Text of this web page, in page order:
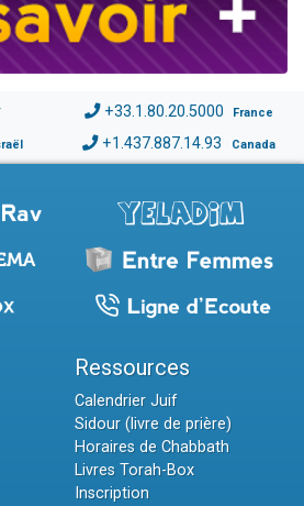
+33.1.80.20.5000 France
+1.437.887.14.93 Canada
Ressources
Calendrier Juif
Sidour (livre de prière)
Horaires de Chabbath
Livres Torah-Box
Inscription